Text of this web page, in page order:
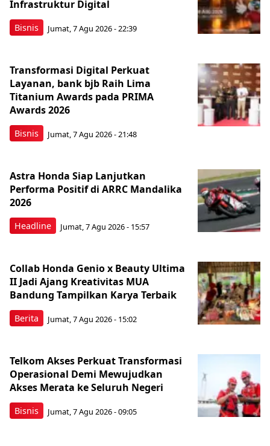
Bisnis
Infrastruktur Digital
Jumat, 7 Agu 2026 - 22:39
Bisnis
Transformasi Digital Perkuat
Layanan, bank bjb Raih Lima
Titanium Awards pada PRIMA
Awards 2026
Jumat, 7 Agu 2026 - 21:48
Headline
Astra Honda Siap Lanjutkan
Performa Positif di ARRC Mandalika
2026
Jumat, 7 Agu 2026 - 15:57
Berita
Collab Honda Genio x Beauty Ultima
II Jadi Ajang Kreativitas MUA
Bandung Tampilkan Karya Terbaik
Jumat, 7 Agu 2026 - 15:02
Bisnis
Telkom Akses Perkuat Transformasi
Operasional Demi Mewujudkan
Akses Merata ke Seluruh Negeri
Jumat, 7 Agu 2026 - 09:05